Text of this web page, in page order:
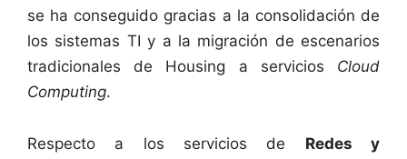
se ha conseguido gracias a la consolidación de
los sistemas TI y a la migración de escenarios
tradicionales de Housing a servicios Cloud
Computing.
Respecto a los servicios de Redes y